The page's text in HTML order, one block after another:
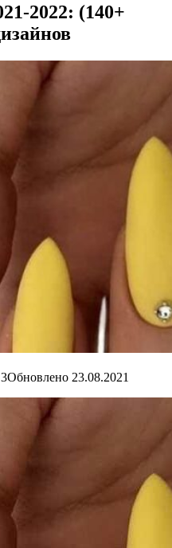
2022: (140+
3Обновлено 23.08.2021